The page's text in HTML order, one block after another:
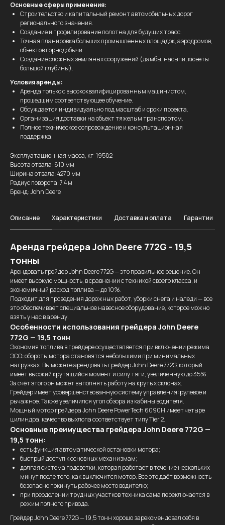
Основные сферы применения:
Строительство и капитальный ремонт автомобильных дорог
регионального значения.
Создание и профилирование полотна для будущих трасс.
Точная планировка больших промышленных площадок, аэродромов,
объектов горнодобычи.
Создание сложных земляных сооружений (дамбы, насыпи, кюветы
большой глубины).
Условия аренды:
Аренда только с высококвалифицированным машинистом,
прошедшим соответствующее обучение.
Обсуждается индивидуально под масштаб и сроки проекта.
Организация доставки на объект тяжелым транспортом.
Полное техническое сопровождение и консультационная
поддержка.
Эксплуатационная масса, кг: 19582
Высота отвала: 610 мм
Ширина отвала: 4270 мм
Радиус поворота: 7.4 м
Бренд: John Deere
Описание Характеристики Доставка и оплата Гарантии
Аренда грейдера John Deere 772G - 19,5
тонны
Арендовать грейдер John Deere 772G — это правильное решение. Он
имеет высокую мощность, в сравнении с техникой своего класса, и
экономичный расход топлива — до 10%.
Подходит для проведения дорожных работ, уборки снега и наледи — все
это обеспечивает специальное навесное оборудование, которое можно
взять у нас в аренду.
Особенности использования грейдера John Deere
772G — 19,5 тонн
Экономия топлива в грейдере осуществляется при включении режима
ЭСО: обороты мотора становятся небольшими при минимальных
нагрузках. Вы можете арендовать грейдер John Deere 772G, который
имеет высокий крутящийся момент и силу тяги, увеличенную до 35%.
За счёт этого он может выполнять работу на крутых склонах.
Грейдер имеет усовершенствованную систему управления: рулевое и
рычажное. Также увеличился угол обзора из кабины водителя.
Мощный мотор грейдера John Deere PowerTech 6090H имеет четыре
цилиндра, качество выхлопа соответствует типу Tier 2.
Основные преимущества грейдера John Deere 772G —
19,5 тонн:
есть функция автоматической остановки мотора;
быстрый доступ к основных механизмам;
долгая система подсветки, которая работает в течение нескольких
минут после того, как выключится мотор. Все это даёт возможность
безопасно покинуть рабочее место водителю;
при преодолении трудных участков техника сама переключается в
режим полного привода.
Грейдер John Deere 772G — 19,5 тонн хорошо зарекомендовал себя в